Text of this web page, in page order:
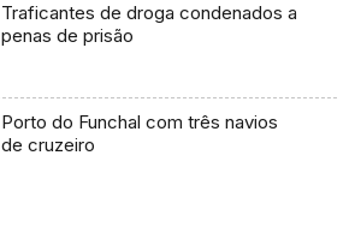
Traficantes de droga condenados a
penas de prisão
Porto do Funchal com três navios
de cruzeiro